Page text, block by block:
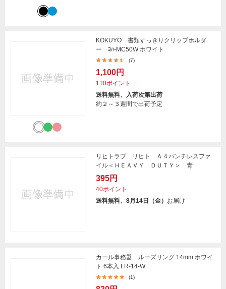
KOKUYO 書類すっきりクリップホルダ
ー ﾖﾊ-MC50W ホワイト
(7)
1,100円
110ポイント
送料無料、入荷次第出荷
約２～３週間で出荷予定
リヒトラブ リヒト Ａ４パンチレスファ
イル＜ＨＥＡＶＹ ＤＵＴＹ＞ 青
395円
40ポイント
送料無料、8月14日（金） お届け
カール事務器 ルーズリング 14mm ホワイ
ト 6本入 LR-14-W
(1)